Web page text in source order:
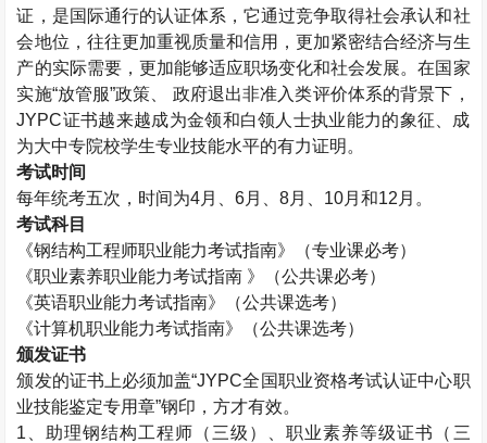
证，是国际通行的认证体系，它通过竞争取得社会承认和社
会地位，往往更加重视质量和信用，更加紧密结合经济与生
产的实际需要，更加能够适应职场变化和社会发展。在国家
实施“放管服”政策、 政府退出非准入类评价体系的背景下，
JYPC证书越来越成为金领和白领人士执业能力的象征、成
为大中专院校学生专业技能水平的有力证明。
考试时间
每年统考五次，时间为4月、6月、8月、 10月和12 月。
考试科目
《钢结构工程师职业能力考试指南》（专业课必考）
《职业素养职业能力考试指南 》（公共课必考）
《英语职业能力考试指南》（公共课选考）
《计算机职业能力考试指南》（公共课选考）
颁发证书
颁发的证书上必须加盖“JYPC全国职业资格考试认证中心职
业技能鉴定专用章”钢印，方才有效。
1 、助理钢结构工程师（三级）、职业素养等级证书（三